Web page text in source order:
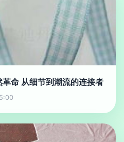
命 从细节到潮流的连接者